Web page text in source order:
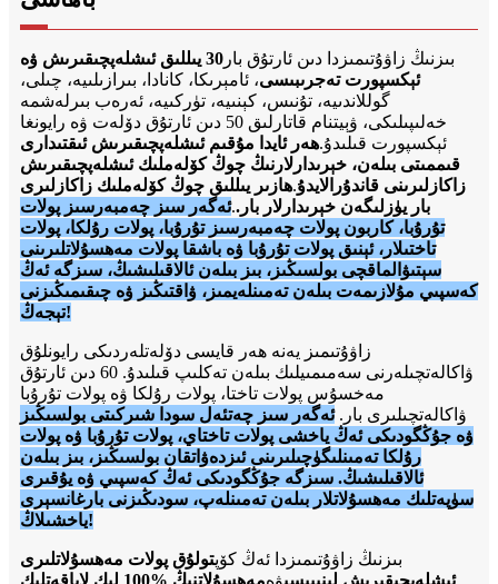
بىزنىڭ زاۋۇتىمىزدا دىن ئارتۇق بار
30 يىللىق ئىشلەپچىقىرىش ۋە
ئېكسپورت تەجرىبىسى، ئامېرىكا، كانادا، بىرازىلىيە، چىلى،
گوللاندىيە، تۇنىس، كېنىيە، تۈركىيە، ئەرەب بىرلەشمە
خەلىپىلىكى، ۋېيتنام قاتارلىق 50 دىن ئارتۇق دۆلەت ۋە رايونغا
ئېكسپورت قىلىدۇ.ھەر ئايدا مۇقىم ئىشلەپچىقىرىش ئىقتىدارى
قىممىتى بىلەن، خېرىدارلارنىڭ چوڭ كۆلەملىك ئىشلەپچىقىرىش
زاكازلىرىنى قاندۇرالايدۇ.ھازىر يىللىق چوڭ كۆلەملىك زاكازلىرى
بار يۈزلىگەن خېرىدارلار بار..ئەگەر سىز چەمبەرسىز پولات
تۇرۇبا، كاربون پولات چەمبەرسىز تۇرۇبا، پولات رۇلكا، پولات
تاختىلار، ئېنىق پولات تۇرۇبا ۋە باشقا پولات مەھسۇلاتلىرىنى
سېتىۋالماقچى بولسىڭىز، بىز بىلەن ئالاقىلىشىڭ، سىزگە ئەڭ
كەسپىي مۇلازىمەت بىلەن تەمىنلەيمىز، ۋاقتىڭىز ۋە چىقىمىڭىزنى
تېجەڭ!
زاۋۇتىمىز يەنە ھەر قايسى دۆلەتلەردىكى رايونلۇق
ۋاكالەتچىلەرنى سەمىمىيلىك بىلەن تەكلىپ قىلىدۇ. 60 دىن ئارتۇق
مەخسۇس پولات تاختا، پولات رۇلكا ۋە پولات تۇرۇبا
ۋاكالەتچىلىرى بار. ئەگەر سىز چەتئەل سودا شىركىتى بولسىڭىز
ۋە جۇڭگودىكى ئەڭ ياخشى پولات تاختاي، پولات تۇرۇبا ۋە پولات
رۇلكا تەمىنلىگۈچىلىرىنى ئىزدەۋاتقان بولسىڭىز، بىز بىلەن
ئالاقىلىشىڭ. سىزگە جۇڭگودىكى ئەڭ كەسپىي ۋە يۇقىرى
سۈپەتلىك مەھسۇلاتلار بىلەن تەمىنلەپ، سودىڭىزنى بارغانسېرى
ياخشىلاڭ!
بىزنىڭ زاۋۇتىمىزدا ئەڭ كۆپتولۇق پولات مەھسۇلاتلىرى
ئىشلەپچىقىرىش لىنىيىسىۋە
مەھسۇلاتنىڭ %100 لىك لاياقەتلىك